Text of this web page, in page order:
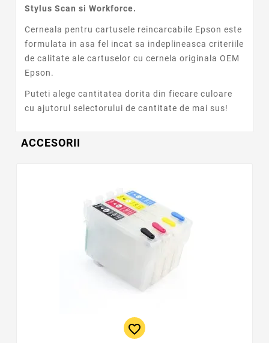
Stylus Scan si Workforce.
Cerneala pentru cartusele reincarcabile Epson este
formulata in asa fel incat sa indeplineasca criteriile
de calitate ale cartuselor cu cernela originala OEM
Epson.
Puteti alege cantitatea dorita din fiecare culoare
cu ajutorul selectorului de cantitate de mai sus!
ACCESORII
favorite_border